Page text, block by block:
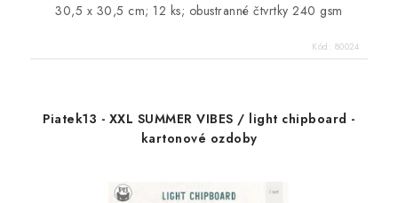
30,5 x 30,5 cm; 12 ks; obustranné čtvrtky 240 gsm
Kód: 80024
Piatek13 - XXL SUMMER VIBES / light chipboard -
kartonové ozdoby